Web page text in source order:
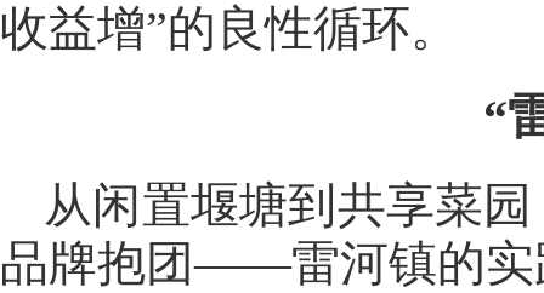
收益增”的良性循环。
“
从闲置堰塘到共享菜
品牌抱团——雷河镇的实